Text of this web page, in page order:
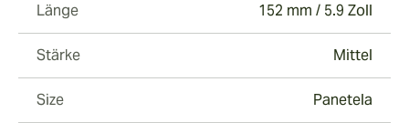
Länge 152 mm / 5.9 Zoll
Stärke Mittel
Size Panetela